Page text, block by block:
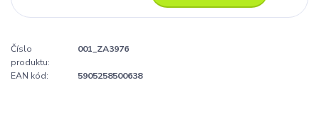
Číslo
produktu:
001_ZA3976
EAN kód: 5905258500638